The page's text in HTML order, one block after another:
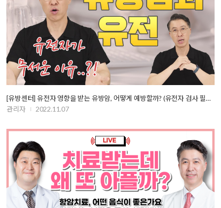
[유방센터] 유전자 영향을 받는 유방암, 어떻게 예방할까? (유전자 검사 필…
관리자
2022.11.07